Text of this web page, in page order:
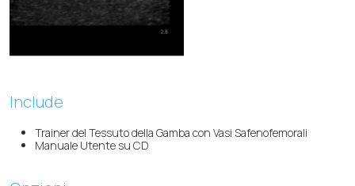
Include
Trainer del Tessuto della Gamba con Vasi Safenofemorali
Manuale Utente su CD